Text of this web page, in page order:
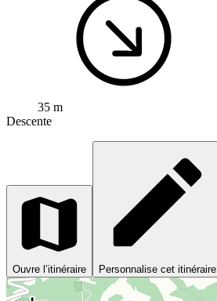
35 m
Descente
Ouvre l’itinéraire Personnalise cet itinéraire